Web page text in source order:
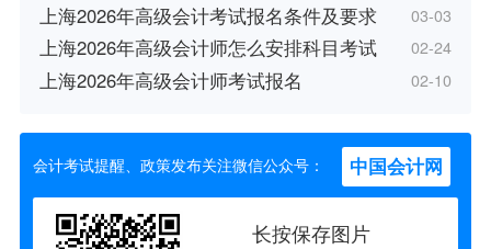
上海2026年高级会计考试报名条件及要求 03-03
上海2026年高级会计师怎么安排科目考试 02-24
上海2026年高级会计师考试报名 02-10
会计考试提醒、政策发布关注微信公众号： 中国会计网
长按保存图片